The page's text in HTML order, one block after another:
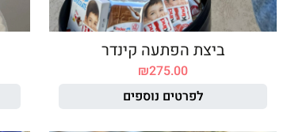
ביצת הפתעה קינדר
₪275.00
לפרטים נוספים